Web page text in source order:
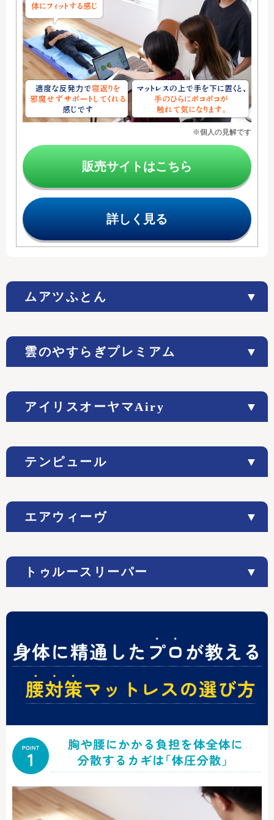
※個人の見解です
販売サイトはこちら
詳しく見る
ムアツふとん
雲のやすらぎプレミアム
アイリスオーヤマAiry
テンピュール
エアウィーヴ
トゥルースリーパー